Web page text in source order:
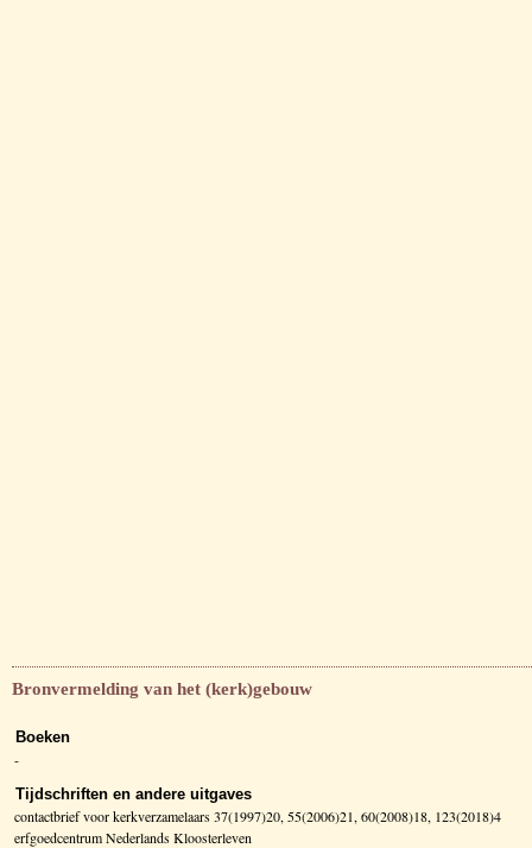
Bronvermelding van het (kerk)gebouw
Boeken
-
Tijdschriften en andere uitgaves
contactbrief voor kerkverzamelaars 37(1997)20, 55(2006)21, 60(2008)18, 123(2018)4
erfgoedcentrum Nederlands Kloosterleven